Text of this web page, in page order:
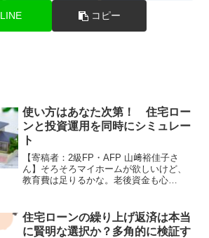
LINE コピー
使い方はあなた次第！ 住宅ロー
ンと投資運用を同時にシミュレー
ト
【寄稿者：2級FP・AFP 山﨑裕佳子さ
ん】そろそろマイホームが欲しいけど、
教育費は足りるかな。老後資金も心
資金ともいわれるように、数百万～数千
万円にもなる高額な出費と...
住宅ローンの繰り上げ返済は本当
に賢明な選択か？多角的に検証す